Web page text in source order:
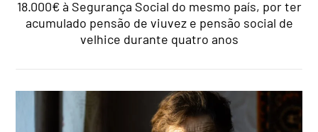
18.000€ à Segurança Social do mesmo país, por ter
acumulado pensão de viuvez e pensão social de
velhice durante quatro anos